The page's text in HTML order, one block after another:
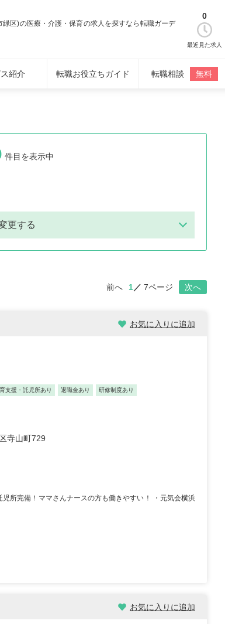
緑区)の医療・介護・保育の求人を探すなら転職ガーデ
0
最近見た求人
紹介 転職お役立ちガイド 転職相談 無料
件目を表示中
更する
前へ 1 7ページ 次へ
お気に入りに追加
支援・託児所あり 退職金あり 研修制度あり
寺山町729
所完備！ママさんナースの方も働きやすい！ ・元気会横浜
お気に入りに追加